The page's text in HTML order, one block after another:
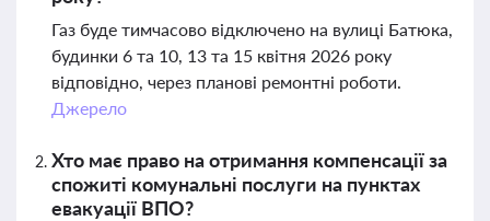
Газ буде тимчасово відключено на вулиці Батюка,
будинки 6 та 10, 13 та 15 квітня 2026 року
відповідно, через планові ремонтні роботи.
Джерело
Хто має право на отримання компенсації за
спожиті комунальні послуги на пунктах
евакуації ВПО?